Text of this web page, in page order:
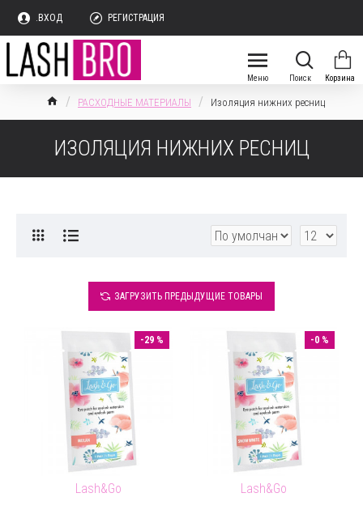
.ВХОД РЕГИСТРАЦИЯ
РАСХОДНЫЕ МАТЕРИАЛЫ Изоляция нижних ресниц
ИЗОЛЯЦИЯ НИЖНИХ РЕСНИЦ
ЗАГРУЗИТЬ ПРЕДЫДУЩИЕ ТОВАРЫ
-29 %
Lash&Go
-0 %
Lash&Go